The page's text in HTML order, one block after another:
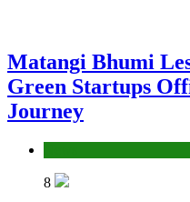
Matangi Bhumi
Green Startups
Journey
8